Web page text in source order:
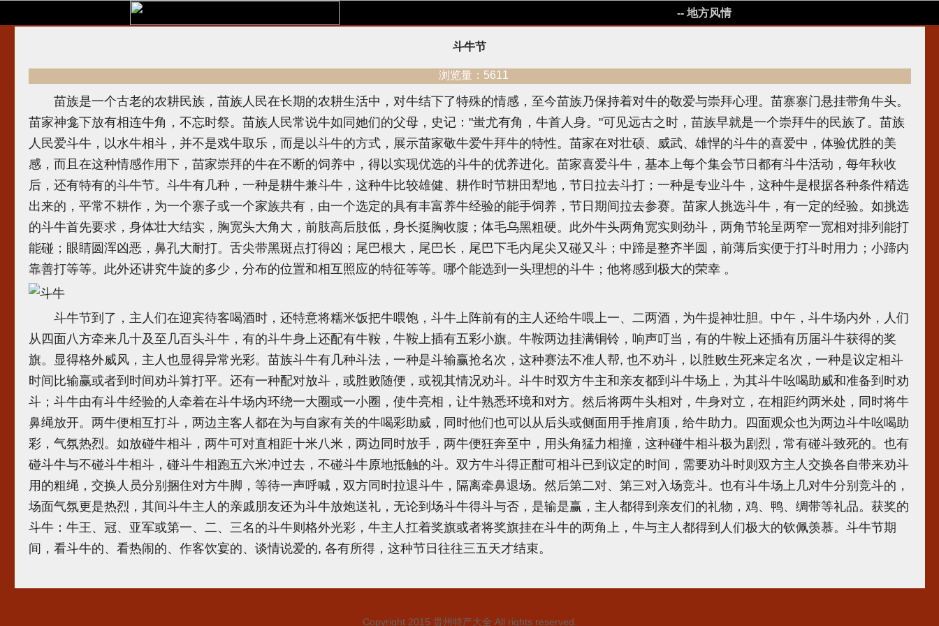
-- 地方风情
斗牛节
浏览量：5611
苗族是一个古老的农耕民族，苗族人民在长期的农耕生活中，对牛结下了特殊的情感，至今苗族乃保持着对牛的敬爱与崇拜心理。苗寨寨门悬挂带角牛头。
苗家神龛下放有相连牛角，不忘时祭。苗族人民常说牛如同她们的父母，史记："蚩尤有角，牛首人身。"可见远古之时，苗族早就是一个崇拜牛的民族了。苗族
人民爱斗牛，以水牛相斗，并不是戏牛取乐，而是以斗牛的方式，展示苗家敬牛爱牛拜牛的特性。苗家在对壮硕、威武、雄悍的斗牛的喜爱中，体验优胜的美
感，而且在这种情感作用下，苗家崇拜的牛在不断的饲养中，得以实现优选的斗牛的优养进化。苗家喜爱斗牛，基本上每个集会节日都有斗牛活动，每年秋收
后，还有特有的斗牛节。斗牛有几种，一种是耕牛兼斗牛，这种牛比较雄健、耕作时节耕田犁地，节日拉去斗打；一种是专业斗牛，这种牛是根据各种条件精选
出来的，平常不耕作，为一个寨子或一个家族共有，由一个选定的具有丰富养牛经验的能手饲养，节日期间拉去参赛。苗家人挑选斗牛，有一定的经验。如挑选
的斗牛首先要求，身体壮大结实，胸宽头大角大，前肢高后肢低，身长挺胸收腹；体毛乌黑粗硬。此外牛头两角宽实则劲斗，两角节轮呈两窄一宽相对排列能打
能碰；眼睛圆浑凶恶，鼻孔大耐打。舌尖带黑斑点打得凶；尾巴根大，尾巴长，尾巴下毛内尾尖又碰又斗；中蹄是整齐半圆，前薄后实便于打斗时用力；小蹄内
靠善打等等。此外还讲究牛旋的多少，分布的位置和相互照应的特征等等。哪个能选到一头理想的斗牛；他将感到极大的荣幸 。
斗牛节到了，主人们在迎宾待客喝酒时，还特意将糯米饭把牛喂饱，斗牛上阵前有的主人还给牛喂上一、二两酒，为牛提神壮胆。中午，斗牛场内外，人们
从四面八方牵来几十及至几百头斗牛，有的斗牛身上还配有牛鞍，牛鞍上插有五彩小旗。牛鞍两边挂满铜铃，响声叮当，有的牛鞍上还插有历届斗牛获得的奖
旗。显得格外威风，主人也显得异常光彩。苗族斗牛有几种斗法，一种是斗输赢抢名次，这种赛法不准人帮, 也不劝斗，以胜败生死来定名次，一种是议定相斗
时间比输赢或者到时间劝斗算打平。还有一种配对放斗，或胜败随便，或视其情况劝斗。斗牛时双方牛主和亲友都到斗牛场上，为其斗牛吆喝助威和准备到时劝
斗；斗牛由有斗牛经验的人牵着在斗牛场内环绕一大圈或一小圈，使牛亮相，让牛熟悉环境和对方。然后将两牛头相对，牛身对立，在相距约两米处，同时将牛
鼻绳放开。两牛便相互打斗，两边主客人都在为与自家有关的牛喝彩助威，同时他们也可以从后头或侧面用手推肩顶，给牛助力。四面观众也为两边斗牛吆喝助
彩，气氛热烈。如放碰牛相斗，两牛可对直相距十米八米，两边同时放手，两牛便狂奔至中，用头角猛力相撞，这种碰牛相斗极为剧烈，常有碰斗致死的。也有
碰斗牛与不碰斗牛相斗，碰斗牛相跑五六米冲过去，不碰斗牛原地抵触的斗。双方牛斗得正酣可相斗已到议定的时间，需要劝斗时则双方主人交换各自带来劝斗
用的粗绳，交换人员分别捆住对方牛脚，等待一声呼喊，双方同时拉退斗牛，隔离牵鼻退场。然后第二对、第三对入场竞斗。也有斗牛场上几对牛分别竞斗的，
场面气氛更是热烈，其间斗牛主人的亲戚朋友还为斗牛放炮送礼，无论到场斗牛得斗与否，是输是赢，主人都得到亲友们的礼物，鸡、鸭、绸带等礼品。获奖的
斗牛：牛王、冠、亚军或第一、二、三名的斗牛则格外光彩，牛主人扛着奖旗或者将奖旗挂在斗牛的两角上，牛与主人都得到人们极大的钦佩羡慕。斗牛节期
间，看斗牛的、看热闹的、作客饮宴的、谈情说爱的, 各有所得，这种节日往往三五天才结束。
Copyright 2015 贵州特产大全 All rights reserved.